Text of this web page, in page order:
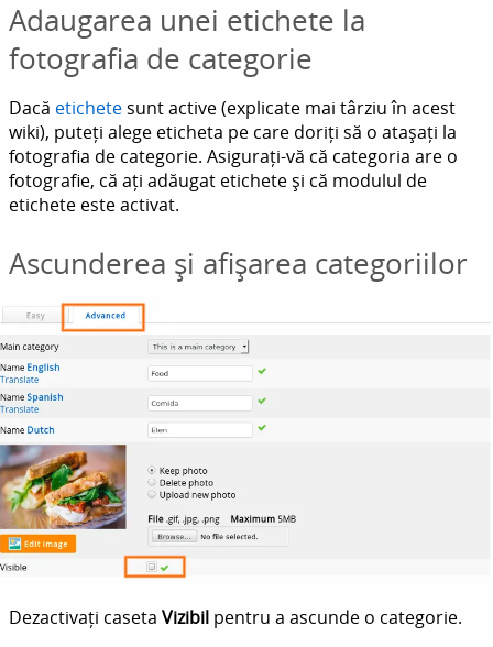
Adaugarea unei etichete la
fotografia de categorie
Dacă etichetesunt active (explicate mai târziu în acest
wiki), puteți alege eticheta pe care doriți să o atașați la
fotografia de categorie. Asigurați-vă că categoria are o
fotografie, că ați adăugat etichete și că modulul de
etichete este activat.
Ascunderea și afișarea categoriilor
Dezactivați caseta Vizibil pentru a ascunde o categorie.